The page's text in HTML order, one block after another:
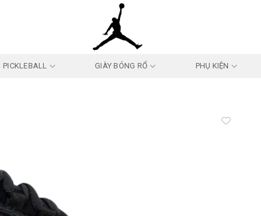
PICKLEBALL GIÀY BÓNG RỔ PHỤ KIỆN